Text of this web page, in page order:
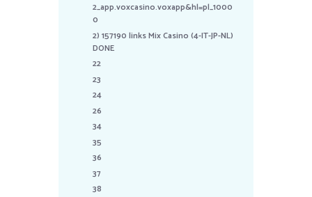
2_app.voxcasino.voxapp&hl=pl_1000
0
2) 157190 links Mix Casino (4-IT-JP-NL)
DONE
22
23
24
26
34
35
36
37
38